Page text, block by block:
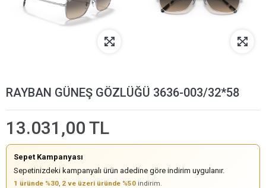
RAYBAN GÜNEŞ GÖZLÜĞÜ 3636-003/32*58
13.031,00 TL
Sepet Kampanyası
Sepetinizdeki kampanyalı ürün adedine göre indirim uygulanır.
1 üründe %30, 2 ve üzeri üründe %50 indirim.